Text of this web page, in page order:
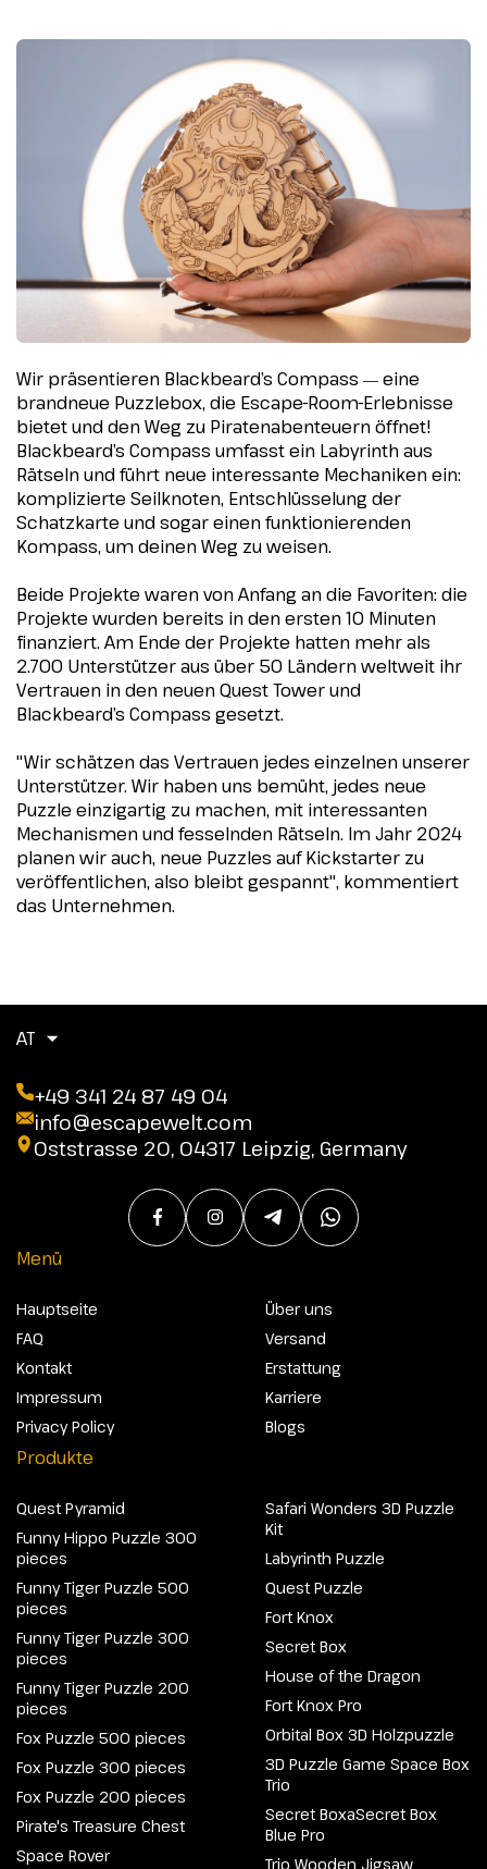
Wir präsentieren Blackbeard’s Compass — eine
brandneue Puzzlebox, die Escape-Room-Erlebnisse
bietet und den Weg zu Piratenabenteuern öffnet!
Blackbeard’s Compass umfasst ein Labyrinth aus
Rätseln und führt neue interessante Mechaniken ein:
komplizierte Seilknoten, Entschlüsselung der
Schatzkarte und sogar einen funktionierenden
Kompass, um deinen Weg zu weisen.
Beide Projekte waren von Anfang an die Favoriten: die
Projekte wurden bereits in den ersten 10 Minuten
finanziert. Am Ende der Projekte hatten mehr als
2.700 Unterstützer aus über 50 Ländern weltweit ihr
Vertrauen in den neuen Quest Tower und
Blackbeard’s Compass gesetzt.
"Wir schätzen das Vertrauen jedes einzelnen unserer
Unterstützer. Wir haben uns bemüht, jedes neue
Puzzle einzigartig zu machen, mit interessanten
Mechanismen und fesselnden Rätseln. Im Jahr 2024
planen wir auch, neue Puzzles auf Kickstarter zu
veröffentlichen, also bleibt gespannt", kommentiert
das Unternehmen.
AT
+49 341 24 87 49 04
info@escapewelt.com
Oststrasse 20, 04317 Leipzig, Germany
Menü
Hauptseite
FAQ
Kontakt
Impressum
Privacy Policy
Über uns
Versand
Erstattung
Karriere
Blogs
Produkte
Quest Pyramid
Funny Hippo Puzzle 300
pieces
Funny Tiger Puzzle 500
pieces
Funny Tiger Puzzle 300
pieces
Funny Tiger Puzzle 200
pieces
Fox Puzzle 500 pieces
Fox Puzzle 300 pieces
Fox Puzzle 200 pieces
Pirate's Treasure Chest
Space Rover
Safari Wonders 3D Puzzle
Kit
Labyrinth Puzzle
Quest Puzzle
Fort Knox
Secret Box
House of the Dragon
Fort Knox Pro
Orbital Box 3D Holzpuzzle
3D Puzzle Game Space Box
Trio
Secret BoxaSecret Box
Blue Pro
Trio Wooden Jigsaw